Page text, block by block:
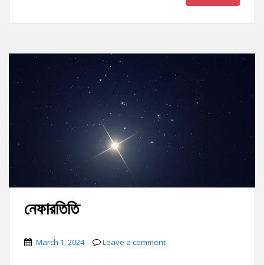
নেফারতিতি
March 1, 2024 Leave a comment